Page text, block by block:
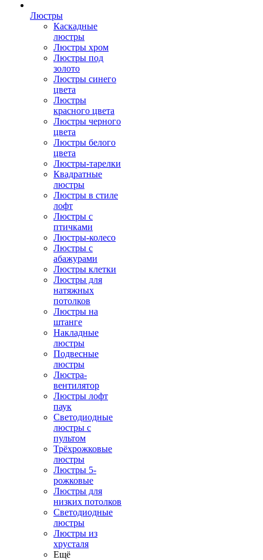
Люстры
Каскадные
люстры
Люстры хром
Люстры под
золото
Люстры синего
цвета
Люстры
красного цвета
Люстры черного
цвета
Люстры белого
цвета
Люстры-тарелки
Квадратные
люстры
Люстры в стиле
лофт
Люстры с
птичками
Люстры-колесо
Люстры с
абажурами
Люстры клетки
Люстры для
натяжных
потолков
Люстры на
штанге
Накладные
люстры
Подвесные
люстры
Люстра-
вентилятор
Люстры лофт
паук
Светодиодные
люстры с
пультом
Трёхрожковые
люстры
Люстры 5-
рожковые
Люстры для
низких потолков
Cветодиодные
люстры
Люстры из
хрусталя
Ещё